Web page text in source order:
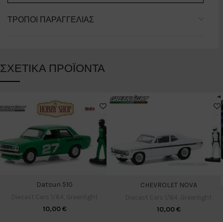
ΤΡΌΠΟΙ ΠΑΡΑΓΓΕΛΊΑΣ
ΣΧΕΤΙΚΆ ΠΡΟΪΌΝΤΑ
Datsun 510
10,00€
CHEVROLET NOVA
10,00€